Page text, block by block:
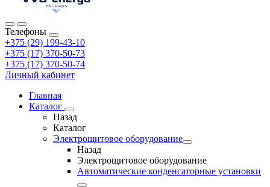
Телефоны
+375 (29) 199-43-10
+375 (17) 370-50-73
+375 (17) 370-50-74
Личный кабинет
Главная
Каталог
Назад
Каталог
Электрощитовое оборудование
Назад
Электрощитовое оборудование
Автоматические конденсаторные установки